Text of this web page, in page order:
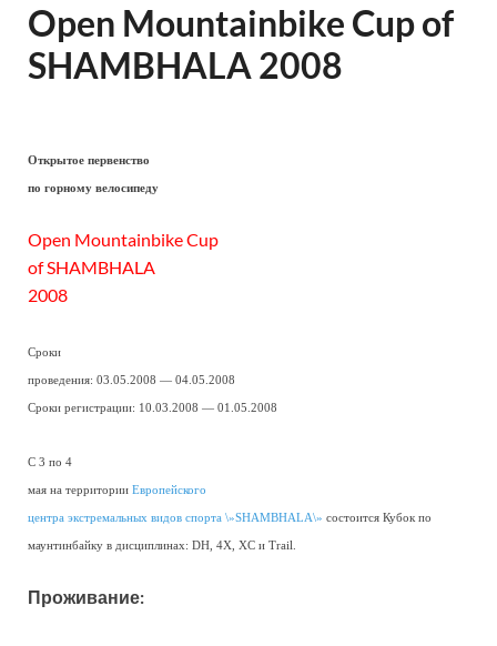
Open Mountainbike Cup of
SHAMBHALA 2008
Открытое первенство
по горному велосипеду
Open Mountainbike Cup
of SHAMBHALA
2008
Сроки
проведения: 03.05.2008 — 04.05.2008
Сроки регистрации: 10.03.2008 — 01.05.2008
С 3 по 4
мая на территории Европейского
центра экстремальных видов спорта \»SHAMBHALA\» состоится Кубок по
маунтинбайку в дисциплинах: DH, 4X, XC и Trail.
Проживание: